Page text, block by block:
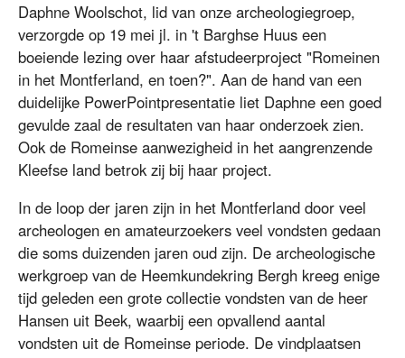
Daphne Woolschot, lid van onze archeologiegroep,
verzorgde op 19 mei jl. in 't Barghse Huus een
boeiende lezing over haar afstudeerproject "Romeinen
in het Montferland, en toen?". Aan de hand van een
duidelijke PowerPointpresentatie liet Daphne een goed
gevulde zaal de resultaten van haar onderzoek zien.
Ook de Romeinse aanwezigheid in het aangrenzende
Kleefse land betrok zij bij haar project.
In de loop der jaren zijn in het Montferland door veel
archeologen en amateurzoekers veel vondsten gedaan
die soms duizenden jaren oud zijn. De archeologische
werkgroep van de Heemkundekring Bergh kreeg enige
tijd geleden een grote collectie vondsten van de heer
Hansen uit Beek, waarbij een opvallend aantal
vondsten uit de Romeinse periode. De vindplaatsen